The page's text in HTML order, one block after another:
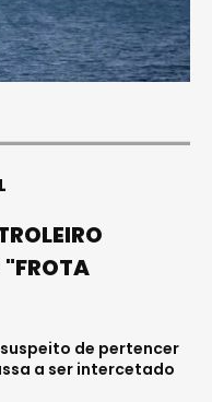
"FROTA
de pertencer
a ser intercetado